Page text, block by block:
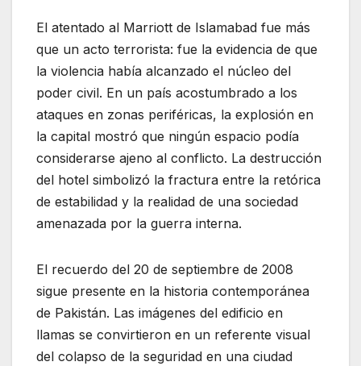
El atentado al Marriott de Islamabad fue más
que un acto terrorista: fue la evidencia de que
la violencia había alcanzado el núcleo del
poder civil. En un país acostumbrado a los
ataques en zonas periféricas, la explosión en
la capital mostró que ningún espacio podía
considerarse ajeno al conflicto. La destrucción
del hotel simbolizó la fractura entre la retórica
de estabilidad y la realidad de una sociedad
amenazada por la guerra interna.
El recuerdo del 20 de septiembre de 2008
sigue presente en la historia contemporánea
de Pakistán. Las imágenes del edificio en
llamas se convirtieron en un referente visual
del colapso de la seguridad en una ciudad